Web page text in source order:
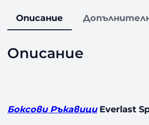
Описание
Описание
Боксови РъкавициEverlast